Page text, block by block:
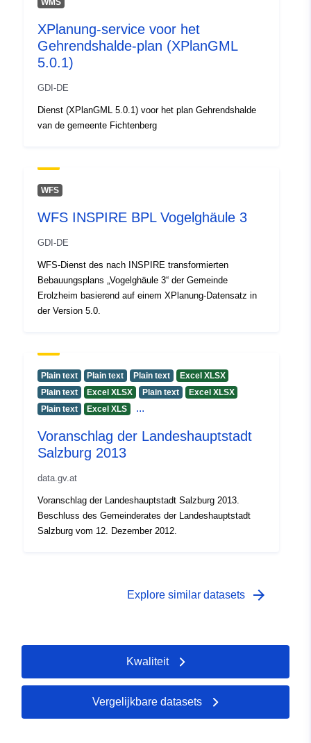
48.9906942 ], [ 9.6992077,
48.9898073 ], [ 9.6981083,
WMS
XPlanung-service voor het
Gehrendshalde-plan (XPlanGML
5.0.1)
GDI-DE
Dienst (XPlanGML 5.0.1) voor het plan Gehrendshalde
van de gemeente Fichtenberg
WFS
WFS INSPIRE BPL Vogelghäule 3
GDI-DE
WFS-Dienst des nach INSPIRE transformierten
Bebauungsplans „Vogelghäule 3“ der Gemeinde
Erolzheim basierend auf einem XPlanung-Datensatz in
der Version 5.0.
Plain text Plain text Plain text
Excel XLSX
Plain text
Excel XLSX Plain text
Excel XLSX
Plain text
Excel XLS ...
Voranschlag der Landeshauptstadt
Salzburg 2013
data.gv.at
Voranschlag der Landeshauptstadt Salzburg 2013.
Beschluss des Gemeinderates der Landeshauptstadt
Salzburg vom 12. Dezember 2012.
Explore similar datasets arrow_forward
Kwaliteit
Vergelijkbare datasets